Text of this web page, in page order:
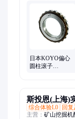
日本KOYO偏心
圆柱滚子
斯投恩(上海)
综合体验L0
回
主营： 矿山挖掘机